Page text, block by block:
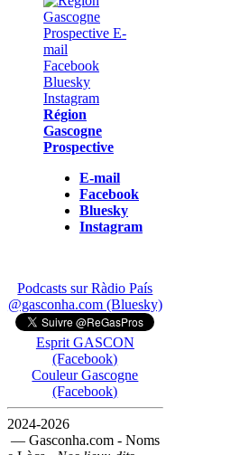
Région
Gascogne
Prospective
E-mail
Facebook
Bluesky
Instagram
Podcasts sur Ràdio País
@gasconha.com (Bluesky)
Esprit GASCON
(Facebook)
Couleur Gascogne
(Facebook)
2024-2026
— Gasconha.com - Noms